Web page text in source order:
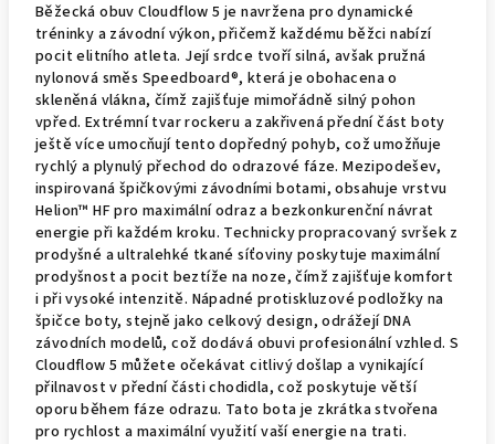
Běžecká obuv Cloudflow 5 je navržena pro dynamické
tréninky a závodní výkon, přičemž každému běžci nabízí
pocit elitního atleta. Její srdce tvoří silná, avšak pružná
nylonová směs Speedboard®, která je obohacena o
skleněná vlákna, čímž zajišťuje mimořádně silný pohon
vpřed. Extrémní tvar rockeru a zakřivená přední část boty
ještě více umocňují tento dopředný pohyb, což umožňuje
rychlý a plynulý přechod do odrazové fáze. Mezipodešev,
inspirovaná špičkovými závodními botami, obsahuje vrstvu
Helion™ HF pro maximální odraz a bezkonkurenční návrat
energie při každém kroku. Technicky propracovaný svršek z
prodyšné a ultralehké tkané síťoviny poskytuje maximální
prodyšnost a pocit beztíže na noze, čímž zajišťuje komfort
i při vysoké intenzitě. Nápadné protiskluzové podložky na
špičce boty, stejně jako celkový design, odrážejí DNA
závodních modelů, což dodává obuvi profesionální vzhled. S
Cloudflow 5 můžete očekávat citlivý došlap a vynikající
přilnavost v přední části chodidla, což poskytuje větší
oporu během fáze odrazu. Tato bota je zkrátka stvořena
pro rychlost a maximální využití vaší energie na trati.